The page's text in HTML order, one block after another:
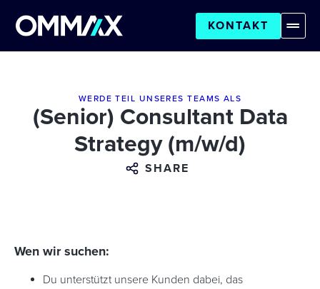
KONTAKT
WERDE TEIL UNSERES TEAMS ALS
(Senior) Consultant Data
Strategy (m/w/d)
SHARE
Wen wir suchen:
Du unterstützt unsere Kunden dabei, das